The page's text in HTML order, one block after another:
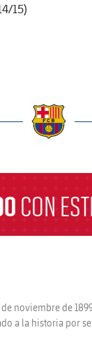
15)
CON
noviembre de
a la historia por